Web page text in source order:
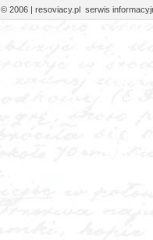
© 2006 | resoviacy.pl serwis